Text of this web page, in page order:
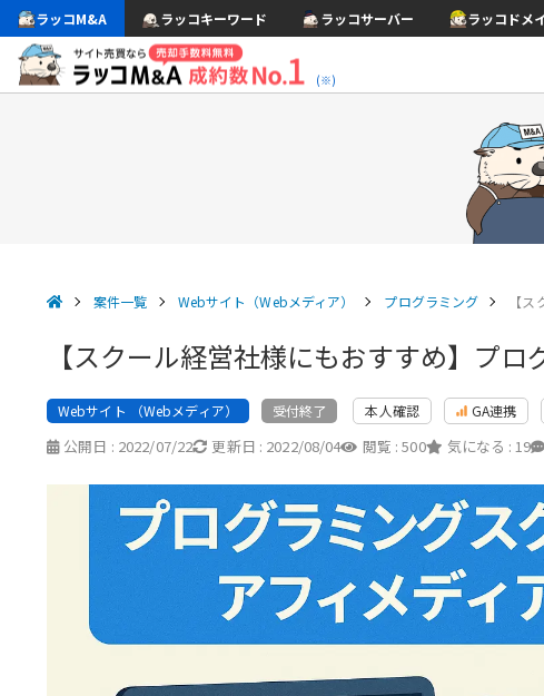
ラッコM&A ラッコキーワード ラッコサーバー ラッコドメ
(※)
案件一覧 Webサイト（Webメディア） プログラミング 【
【スクール経営社様にもおすすめ】プ
Webサイト （Webメディア） 受付終了 本人確認 GA連携
公開日 : 2022/07/22 更新日 : 2022/08/04 閲覧 :500 気になる : 19